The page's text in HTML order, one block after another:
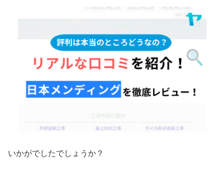
いかがでしたでしょうか？